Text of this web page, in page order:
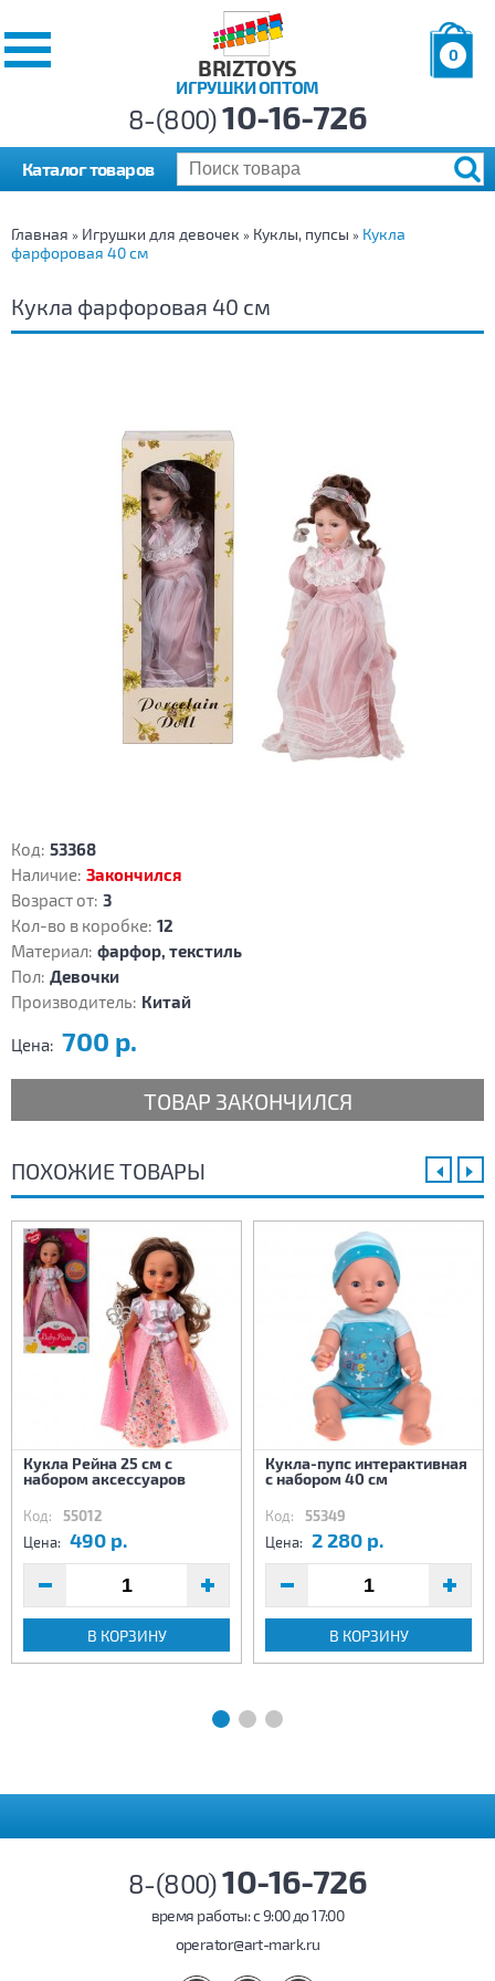
BRIZTOYS
ИГРУШКИ ОПТОМ
0
р.
8-(800)10-16-726
Каталог товаров
Главная » Игрушки для девочек » Куклы, пупсы » Кукла
фарфоровая 40 см
Кукла фарфоровая 40 см
Код: 53368
Наличие: Закончился
Возраст от: 3
Кол-во в коробке: 12
Материал: фарфор, текстиль
Пол: Девочки
Производитель: Китай
Цена: 700 р.
ТОВАР ЗАКОНЧИЛСЯ
ПОХОЖИЕ ТОВАРЫ
Кукла Рейна 25 см с
набором аксессуаров
Код: 55012
Цена: 490 р.
В КОРЗИНУ
Кукла-пупс интерактивная
с набором 40 см
Код: 55349
Цена: 2 280 р.
В КОРЗИНУ
8-(800)10-16-726
время работы: c 9:00 до 17:00
operator@art-mark.ru